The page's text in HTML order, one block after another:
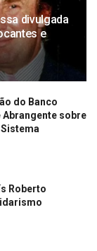
divulgada
e
do Banco
sobre
Roberto